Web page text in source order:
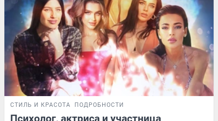
СТИЛЬ И КРАСОТА ПОДРОБНОСТИ
Психолог, актриса и участница